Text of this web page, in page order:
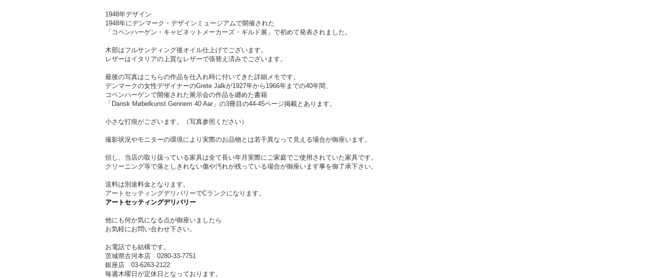
1948年デザイン
1948年にデンマーク・デザインミュージアムで開催された
「コペンハーゲン・キャビネットメーカーズ・ギルド展」で初めて発表されました。
木部はフルサンディング後オイル仕上げでございます。
レザーはイタリアの上質なレザーで張替え済みでございます。
最後の写真はこちらの作品を仕入れ時に付いてきた詳細メモです。
デンマークの女性デザイナーのGrete Jalkが1927年から1966年までの40年間、
コペンハーゲンで開催された展示会の作品を纏めた書籍
「Dansk Møbelkunst Gennem 40 Aar」の3冊目の44-45ページ掲載とあります。
小さな打痕がございます。（写真参照ください）
撮影状況やモニターの環境により実際のお品物とは若干異なって見える場合が御座います。
但し、当店の取り扱っている家具は全て長い年月実際にご家庭でご使用されていた家具です。
クリーニング等で落としきれない傷や汚れが残っている場合が御座います事を御了承下さい。
送料は別途料金となります。
アートセッティングデリバリーでCランクになります。
アートセッティングデリバリー
他にも何か気になる点が御座いましたら
お気軽にお問い合わせ下さい。
お電話でも結構です。
茨城県古河本店 0280-33-7751
銀座店 03-6263-2122
毎週木曜日が定休日となっております。